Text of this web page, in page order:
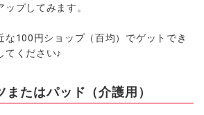
プしてみます。
な100円ショップ（百均）でゲットでき
てください♪
たはパッド（介護用）